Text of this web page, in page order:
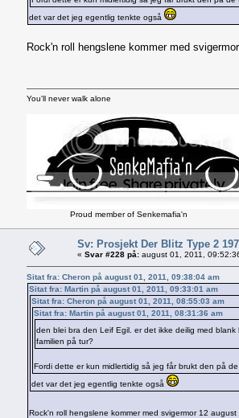
det var det jeg egentlig tenkte også
Rock'n roll hengslene kommer med
You'll never walk alone
Proud member of Senkemafia'n
Sv: Prosjekt Der Blitz Type 2
« Svar #228 på: august 01, 2011,
Sitat fra: Cheron på august 01, 2011, 09:38:04 am
Sitat fra: Martin på august 01, 2011, 09:33:01 am
Sitat fra: Cheron på august 01, 2011, 08:55:03 am
Sitat fra: Martin på august 01, 2011, 08:31:36 am
den blei bra den Leif Egil. er det ikke deilig med
familien på tur?
Fordi dette er kun midlertidig så jeg får brukt den på
det var det jeg egentlig tenkte også
Rock'n roll hengslene kommer med svigermor 12 august